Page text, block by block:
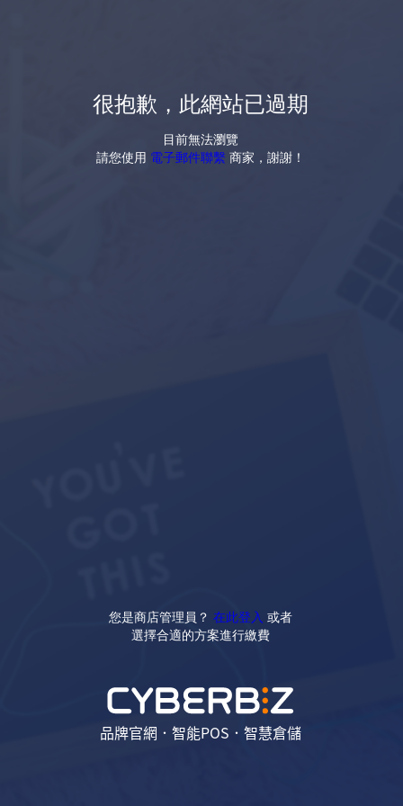
很抱歉，此網站已過期
目前無法瀏覽
請您使用 電子郵件聯繫 商家，謝謝！
您是商店管理員？ 在此登入 或者
選擇合適的方案進行繳費